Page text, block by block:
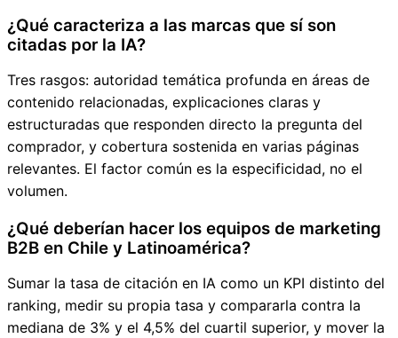
¿Qué caracteriza a las marcas que sí son
citadas por la IA?
Tres rasgos: autoridad temática profunda en áreas de
contenido relacionadas, explicaciones claras y
estructuradas que responden directo la pregunta del
comprador, y cobertura sostenida en varias páginas
relevantes. El factor común es la especificidad, no el
volumen.
¿Qué deberían hacer los equipos de marketing
B2B en Chile y Latinoamérica?
Sumar la tasa de citación en IA como un KPI distinto del
ranking, medir su propia tasa y compararla contra la
mediana de 3% y el 4,5% del cuartil superior, y mover la